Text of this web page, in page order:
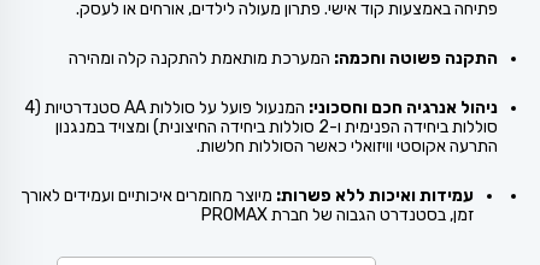
פתיחה באמצעות קוד אישי. פתרון מעולה לילדים, אורחים או לעסק.
התקנה פשוטה וחכמה: המערכת מותאמת להתקנה קלה ומהירה
ניהול אנרגיה חכם וחסכוני:
המנעול פועל על סוללות AA סטנדרטיות (4
סוללות ביחידה הפנימית ו-2 סוללות ביחידה החיצונית) ומצויד במנגנון
התרעה אקוסטי וויזואלי כאשר הסוללות חלשות.
עמידות ואיכות ללא פשרות: מיוצר מחומרים איכותיים ועמידים לאורך
זמן, בסטנדרט הגבוה של חברת PROMAX